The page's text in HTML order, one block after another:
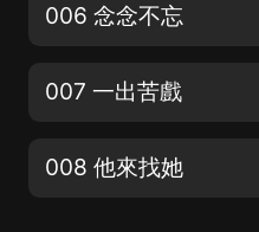
006 念念不忘
007 一出苦戲
008 他來找她